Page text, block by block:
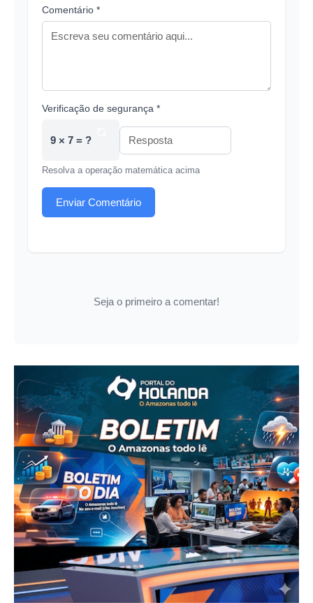
Comentário *
Verificação de segurança *
9 × 7 = ?
Resolva a operação matemática acima
Enviar Comentário
Seja o primeiro a comentar!